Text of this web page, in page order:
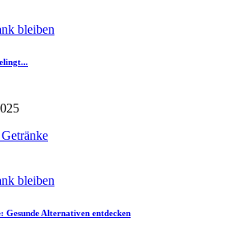
bleiben
bleiben
Gesunde Alternativen entdecken